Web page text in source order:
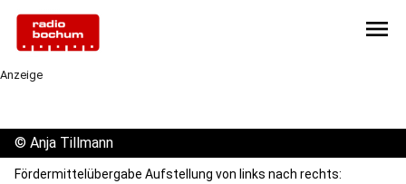
menu
Anzeige
© Anja Tillmann
Fördermittelübergabe Aufstellung von links nach rechts: